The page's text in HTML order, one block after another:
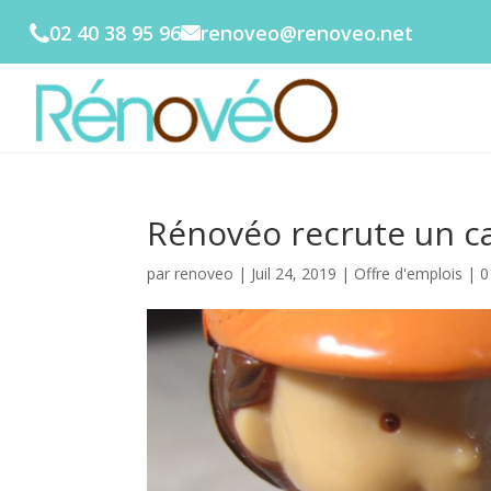
02 40 38 95 96 renoveo@renoveo.net
Rénovéo recrute un
parrenoveo | Juil 24, 2019 | Offre d'emplois |